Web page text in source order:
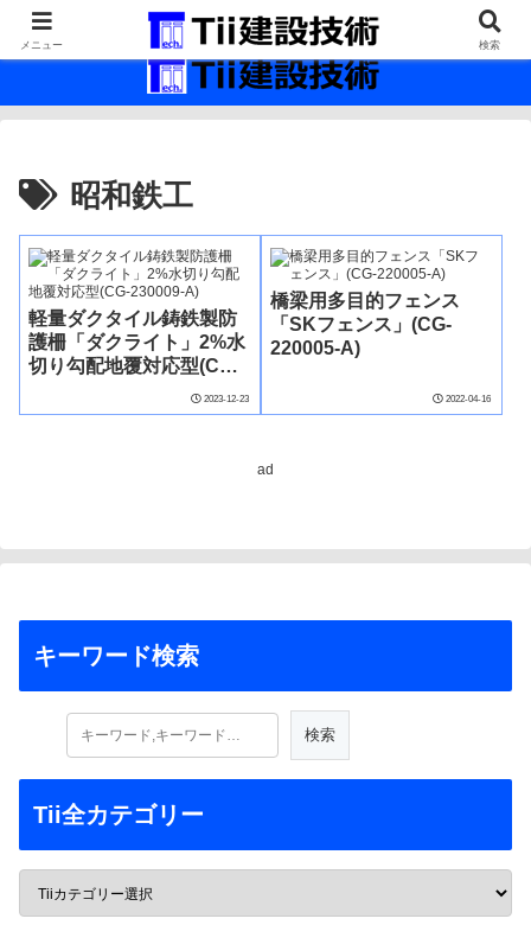
最新の建設技術の情報インフラ。
昭和鉄工
軽量ダクタイル鋳鉄製防
護柵「ダクライト」2%水
切り勾配地覆対応型(CG-
2023-12-23
橋梁用多目的フェンス
「SKフェンス」(CG-
220005-A)
2022-04-16
ad
キーワード検索
Tii全カテゴリー
メニュー 検索